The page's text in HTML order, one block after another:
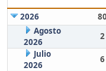
2026
80
Agosto
2026
2
Julio
2026
6